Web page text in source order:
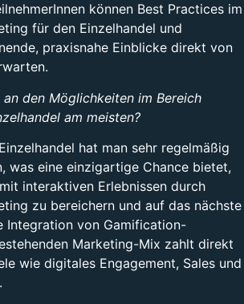
können Best Practices im
für den Einzelhandel und
praxisnahe Einblicke direkt von
den Möglichkeiten im Bereich
am meisten?
hat man sehr regelmäßig
was eine einzigartige Chance bietet,
interaktiven Erlebnissen durch
zu bereichern und auf das nächste
Integration von Gamification-
Marketing-Mix zahlt direkt
wie digitales Engagement, Sales und